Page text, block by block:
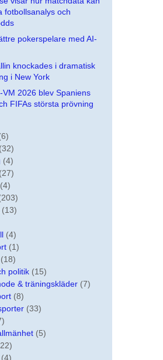
fotbollsanalys och
pokerspelare med AI-
knockades i dramatisk
i New York
VM 2026 blev Spaniens
FIFAs största prövning
(32)
(4)
(4)
(1)
politik(15)
& träningskläder(7)
(8)
(33)
(5)
(4)